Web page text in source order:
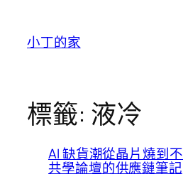
小丁的家
標籤: 液冷
AI 缺貨潮從晶片燒到
共學論壇的供應鏈筆記